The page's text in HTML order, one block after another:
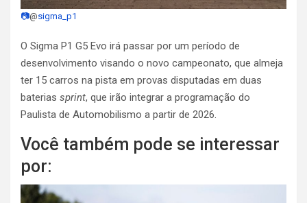
📷@sigma_p1
O Sigma P1 G5 Evo irá passar por um período de
desenvolvimento visando o novo campeonato, que almeja
ter 15 carros na pista em provas disputadas em duas
baterias sprint, que irão integrar a programação do
Paulista de Automobilismo a partir de 2026.
Você também pode se interessar
por: